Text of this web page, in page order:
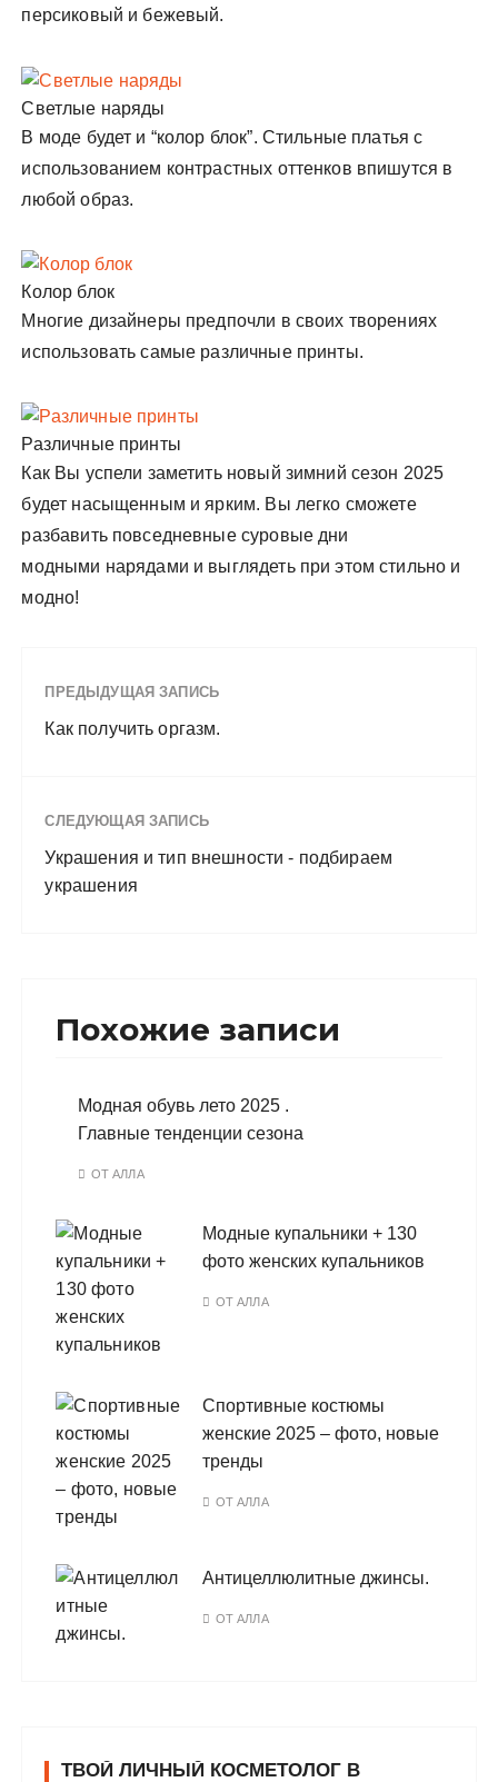
персиковый и бежевый.
Светлые наряды
В моде будет и “колор блок”. Стильные платья с
использованием контрастных оттенков впишутся в
любой образ.
Колор блок
Многие дизайнеры предпочли в своих творениях
использовать самые различные принты.
Различные принты
Как Вы успели заметить новый зимний сезон 2025
будет насыщенным и ярким. Вы легко сможете
разбавить повседневные суровые дни
модными нарядами и выглядеть при этом стильно и
модно!
ПРЕДЫДУЩАЯ ЗАПИСЬ
Как получить оргазм.
СЛЕДУЮЩАЯ ЗАПИСЬ
Украшения и тип внешности - подбираем
украшения
Похожие записи
Модная обувь лето 2025 .
Главные тенденции сезона
ОТАЛЛА
Модные купальники + 130
фото женских купальников
ОТАЛЛА
Спортивные костюмы
женские 2025 – фото, новые
тренды
ОТАЛЛА
Антицеллюлитные джинсы.
ОТАЛЛА
ТВОЙ ЛИЧНЫЙ КОСМЕТОЛОГ В